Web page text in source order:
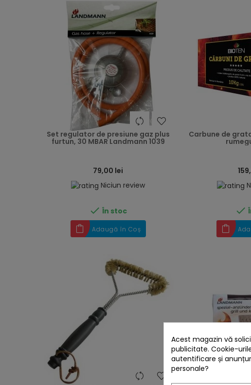
heart
Set regulator de presiune gaz plus
furtun, 30 MBAR Landmann 1039
79,00 lei
Niciun review
 În stoc
Adaugă în Coș
Carbune de

heart
Acest magazin vă
publicitate. Cookie-
autentificare și
personale?